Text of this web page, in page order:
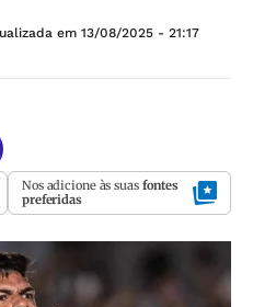
em 13/08/2025 - 21:17
Nos adicione às suas fontes
preferidas